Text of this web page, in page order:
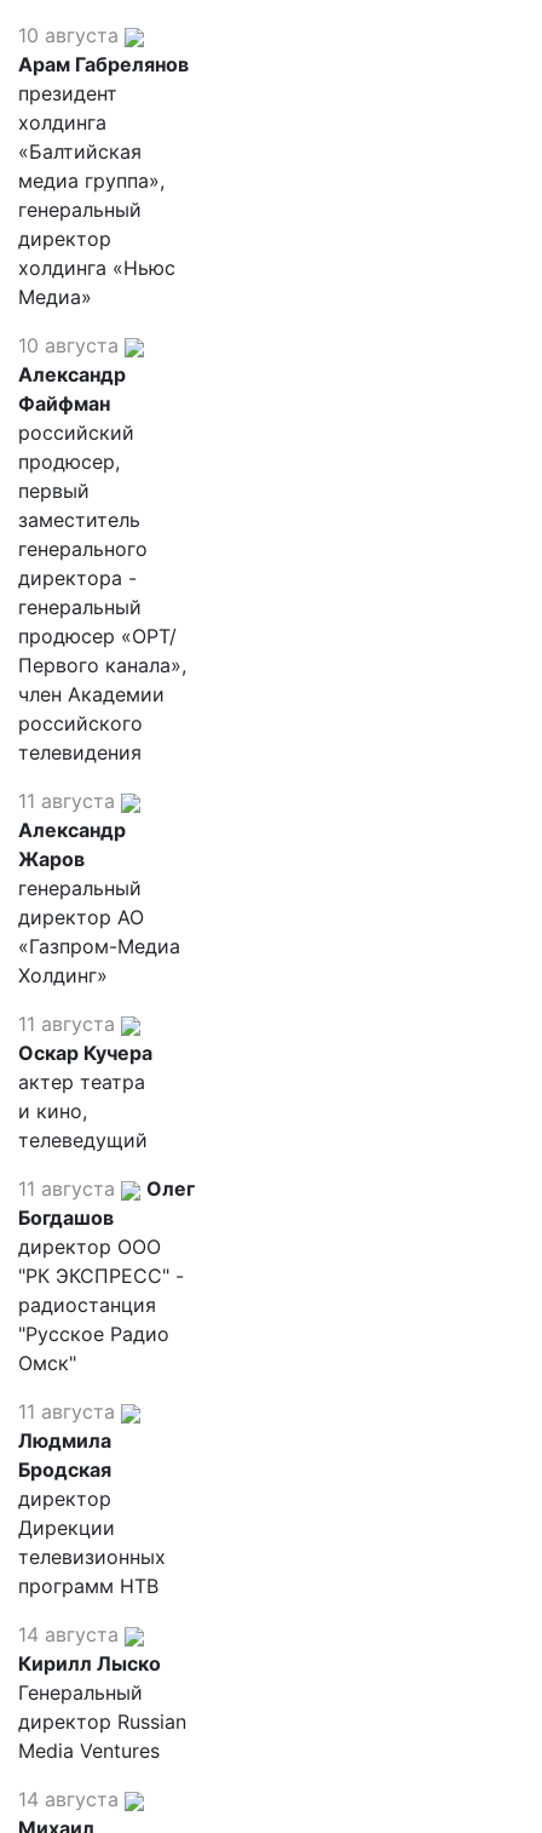
10 августа
Арам Габрелянов
президент
холдинга
«Балтийская
медиа группа»,
генеральный
директор
холдинга «Ньюс
Медиа»
10 августа
Александр
Файфман
российский
продюсер,
первый
заместитель
генерального
директора -
генеральный
продюсер «ОРТ/
Первого канала»,
член Академии
российского
телевидения
11 августа
Александр
Жаров
генеральный
директор АО
«Газпром-Медиа
Холдинг»
11 августа
Оскар Кучера
актер театра
и кино,
телеведущий
11 августа
Олег
Богдашов
директор ООО
"РК ЭКСПРЕСС" -
радиостанция
"Русское Радио
Омск"
11 августа
Людмила
Бродская
директор
Дирекции
телевизионных
программ НТВ
14 августа
Кирилл Лыско
Генеральный
директор Russian
Media Ventures
14 августа
Михаил